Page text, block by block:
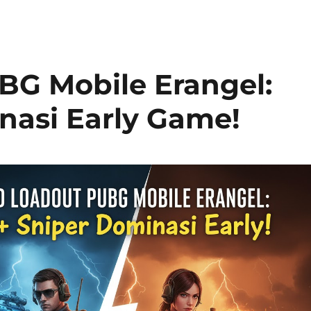
Mobile Erangel:
Early Game!